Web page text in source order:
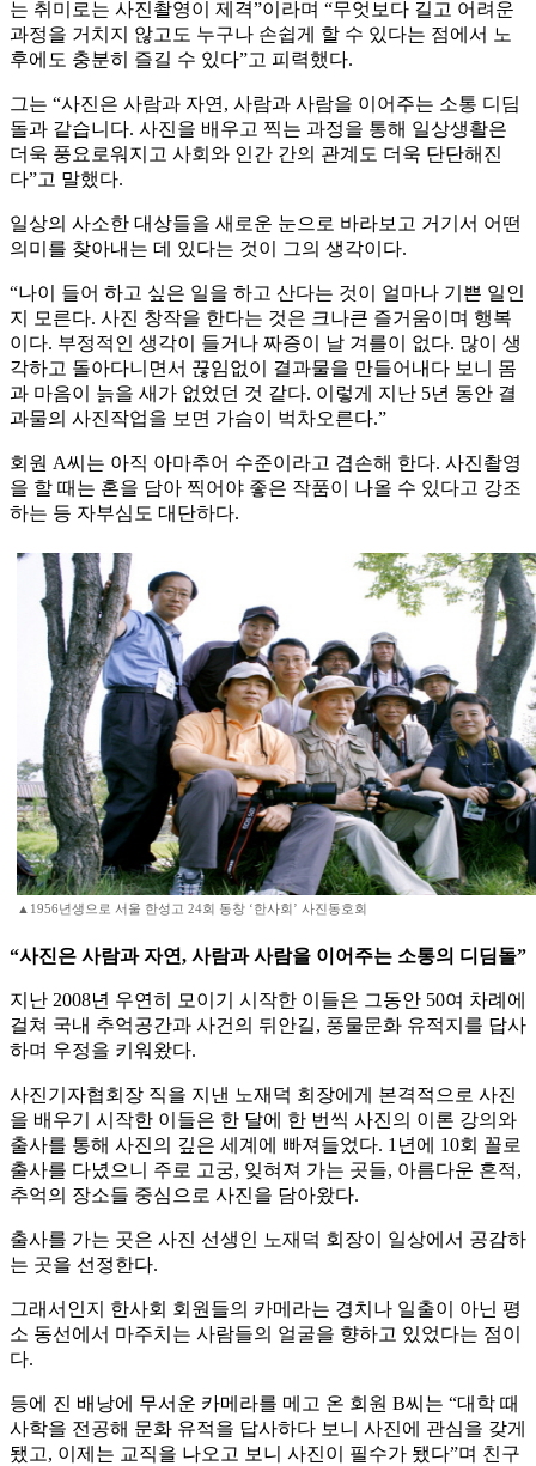
는 취미로는 사진촬영이 제격”이라며 “무엇보다 길고 어려운
과정을 거치지 않고도 누구나 손쉽게 할 수 있다는 점에서 노
후에도 충분히 즐길 수 있다”고 피력했다.
그는 “사진은 사람과 자연, 사람과 사람을 이어주는 소통 디딤
돌과 같습니다. 사진을 배우고 찍는 과정을 통해 일상생활은
더욱 풍요로워지고 사회와 인간 간의 관계도 더욱 단단해진
다”고 말했다.
일상의 사소한 대상들을 새로운 눈으로 바라보고 거기서 어떤
의미를 찾아내는 데 있다는 것이 그의 생각이다.
“나이 들어 하고 싶은 일을 하고 산다는 것이 얼마나 기쁜 일인
지 모른다. 사진 창작을 한다는 것은 크나큰 즐거움이며 행복
이다. 부정적인 생각이 들거나 짜증이 날 겨를이 없다. 많이 생
각하고 돌아다니면서 끊임없이 결과물을 만들어내다 보니 몸
과 마음이 늙을 새가 없었던 것 같다. 이렇게 지난 5년 동안 결
과물의 사진작업을 보면 가슴이 벅차오른다.”
회원 A씨는 아직 아마추어 수준이라고 겸손해 한다. 사진촬영
을 할 때는 혼을 담아 찍어야 좋은 작품이 나올 수 있다고 강조
하는 등 자부심도 대단하다.
▲1956년생으로 서울 한성고 24회 동창 ‘한사회’ 사진동호회
“사진은 사람과 자연, 사람과 사람을 이어주는 소통의 디딤돌”
지난 2008년 우연히 모이기 시작한 이들은 그동안 50여 차례에
걸쳐 국내 추억공간과 사건의 뒤안길, 풍물문화 유적지를 답사
하며 우정을 키워왔다.
사진기자협회장 직을 지낸 노재덕 회장에게 본격적으로 사진
을 배우기 시작한 이들은 한 달에 한 번씩 사진의 이론 강의와
출사를 통해 사진의 깊은 세계에 빠져들었다. 1년에 10회 꼴로
출사를 다녔으니 주로 고궁, 잊혀져 가는 곳들, 아름다운 흔적,
추억의 장소들 중심으로 사진을 담아왔다.
출사를 가는 곳은 사진 선생인 노재덕 회장이 일상에서 공감하
는 곳을 선정한다.
그래서인지 한사회 회원들의 카메라는 경치나 일출이 아닌 평
소 동선에서 마주치는 사람들의 얼굴을 향하고 있었다는 점이
다.
등에 진 배낭에 무서운 카메라를 메고 온 회원 B씨는 “대학 때
사학을 전공해 문화 유적을 답사하다 보니 사진에 관심을 갖게
됐고, 이제는 교직을 나오고 보니 사진이 필수가 됐다”며 친구